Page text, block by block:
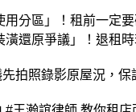
用分區」！租前一定
潢還原爭議」！退租
拍照錄影原屋況，保